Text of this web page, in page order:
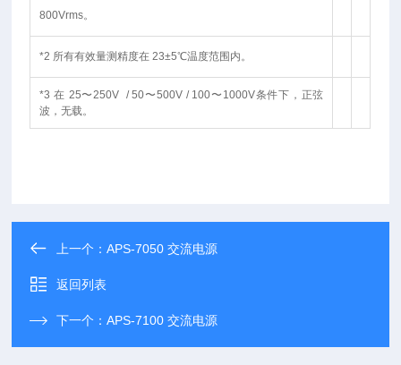
800Vrms。
*2 所有有效量测精度在 23±5℃温度范围内。
*3 在 25〜250V / 50〜500V / 100〜1000V条件下，正弦
波，无载。
上一个：APS-7050 交流电源
返回列表
下一个：APS-7100 交流电源